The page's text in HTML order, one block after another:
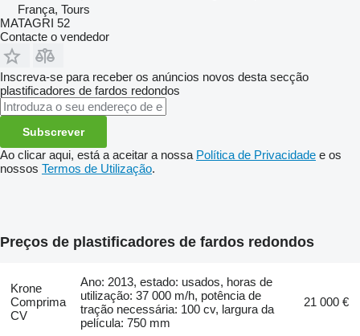
França, Tours
MATAGRI 52
Contacte o vendedor
Inscreva-se para receber os anúncios novos desta secção
plastificadores de fardos redondos
Subscrever
Ao clicar aqui, está a aceitar a nossa Política de Privacidade e os
nossos Termos de Utilização.
Preços de plastificadores de fardos redondos
Krone
Comprima
CV
Ano: 2013, estado: usados, horas de
utilização: 37 000 m/h, potência de
tração necessária: 100 cv, largura da
película: 750 mm
21 000 €